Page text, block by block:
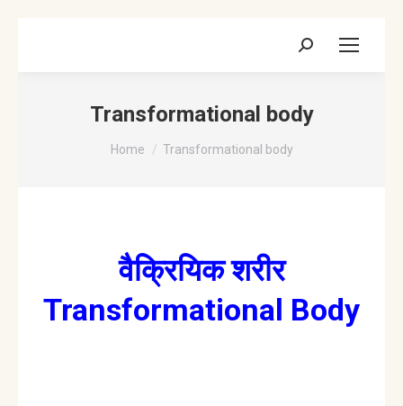
Search:
Transformational body
You are here:
Home Transformational body
वैक्रियिक शरीर
Transformational Body